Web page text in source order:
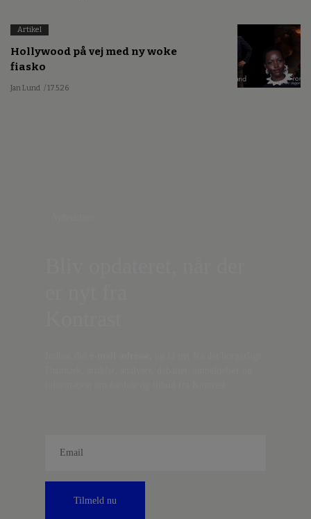
Artikel
Hollywood på vej med ny woke
fiasko
Jan Lund / 17.5.26
Tilmeld nu